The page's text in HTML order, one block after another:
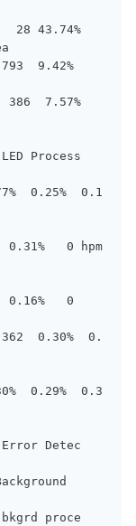
28 43.74%
9.42%
386  7.57%
Process
0.25%  0.1
0.31%   0 hpm
0.16%   0
0.30%  0.
0.29%  0.3
Error Detec
bkgrd proce